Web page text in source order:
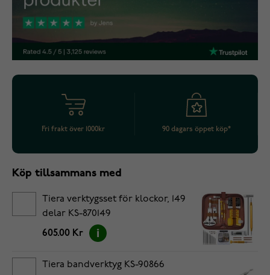
Fri frakt över 1000kr 90 dagars öppet köp*
Köp tillsammans med
Tiera verktygsset för klockor, 149
delar KS-870149
605.00 Kr
Tiera bandverktyg KS-90866